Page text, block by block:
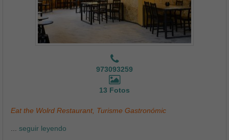
973093259
13 Fotos
Eat the Wolrd Restaurant, Turisme Gastronómic
seguir leyendo